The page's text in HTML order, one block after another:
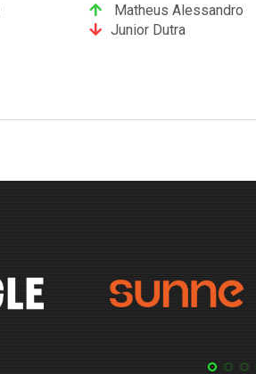
Matheus Alessandro
Junior Dutra